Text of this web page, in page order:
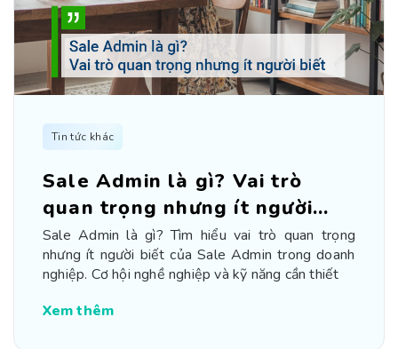
Tin tức khác
Sale Admin là gì? Vai trò
quan trọng nhưng ít người
biết
Sale Admin là gì? Tìm hiểu vai trò quan trọng
nhưng ít người biết của Sale Admin trong doanh
nghiệp. Cơ hội nghề nghiệp và kỹ năng cần thiết
Xem thêm